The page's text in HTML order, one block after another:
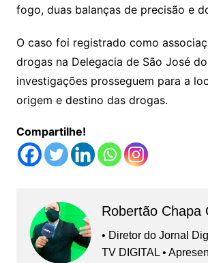
fogo, duas balanças de precisão e
O caso foi registrado como
drogas na Delegacia de São José
investigações prosseguem para a
origem e destino das drogas.
Compartilhe!
Robertão Chapa
• Diretor do Jornal
TV DIGITAL •